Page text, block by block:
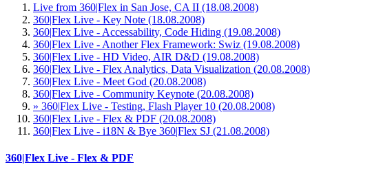
Live from 360|Flex in San Jose, CA II (18.08.2008)
360|Flex Live - Key Note (18.08.2008)
360|Flex Live - Accessability, Code Hiding (19.08.2008)
360|Flex Live - Another Flex Framework: Swiz (19.08.2008)
360|Flex Live - HD Video, AIR D&D (19.08.2008)
360|Flex Live - Flex Analytics, Data Visualization (20.08.2008)
360|Flex Live - Meet God (20.08.2008)
360|Flex Live - Community Keynote (20.08.2008)
» 360|Flex Live - Testing, Flash Player 10 (20.08.2008)
360|Flex Live - Flex & PDF (20.08.2008)
360|Flex Live - i18N & Bye 360|Flex SJ (21.08.2008)
360|Flex Live - Flex & PDF